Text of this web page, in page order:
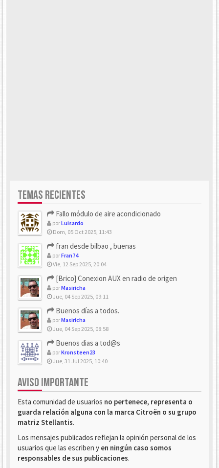
TEMAS RECIENTES
Fallo módulo de aire acondicionado
porLuisardo
Dom, 05 Oct 2025, 11:43
fran desde bilbao , buenas
porFran74
Vie, 12 Sep 2025, 20:04
[Brico] Conexion AUX en radio de origen
porMasiricha
Jue, 04 Sep 2025, 09:11
Buenos días a todos.
porMasiricha
Jue, 04 Sep 2025, 08:58
Buenos dias a tod@s
porKronsteen23
Jue, 31 Jul 2025, 10:40
AVISO IMPORTANTE
Esta comunidad de usuarios no pertenece, representa o
guarda relación alguna con la marca Citroën o su grupo
matriz Stellantis.
Los mensajes publicados reflejan la opinión personal de los
usuarios que las escriben y en ningún caso somos
responsables de sus publicaciones.